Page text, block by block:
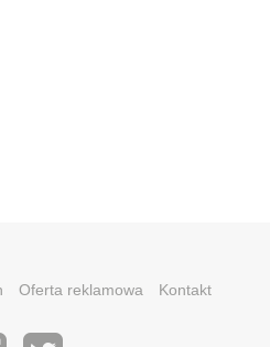
Oferta reklamowa Kontakt